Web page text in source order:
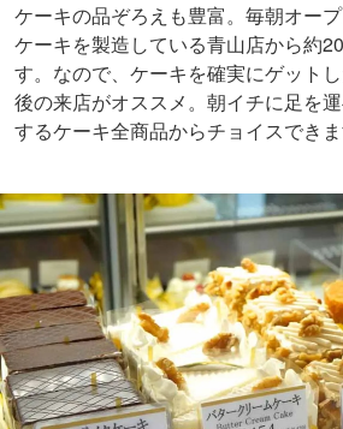
ケーキの品ぞろえも豊富。毎朝オープ
ケーキを製造している青山店から約
す。なので、ケーキを確実にゲット
後の来店がオススメ。朝イチに足を
するケーキ全商品からチョイスでき